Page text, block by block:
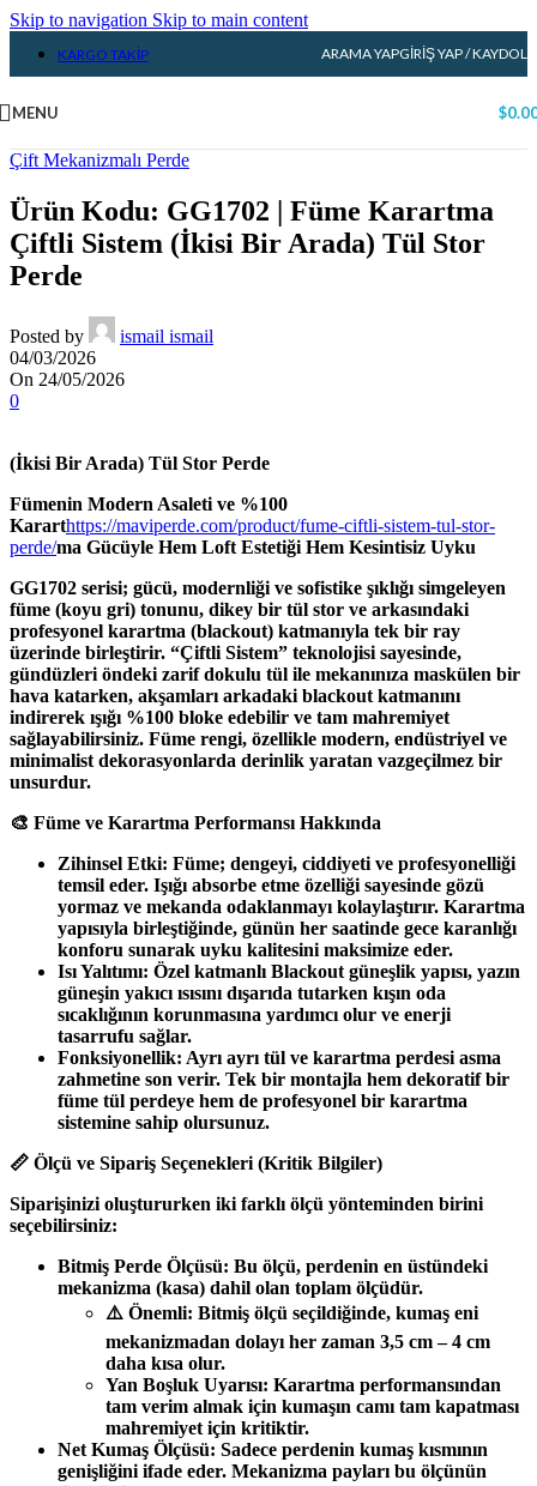
Skip to navigation Skip to main content
KARGO TAKIP ARAMA YAPGIRIŞ YAP / KAYDOL
MENU $
Çift Mekanizmalı Perde
Ürün Kodu: GG1702 | Füme Karartma
Çiftli Sistem (İkisi Bir Arada) Tül Stor
Perde
Posted by
ismail ismail
04/03/2026
On 24/05/2026
0
(İkisi Bir Arada) Tül Stor Perde
Fümenin Modern Asaleti ve %100
Kararthttps://maviperde.com/product/fume-ciftli-sistem-tul-stor-
perde/ma Gücüyle Hem Loft Estetiği Hem Kesintisiz Uyku
GG1702 serisi; gücü, modernliği ve sofistike şıklığı simgeleyen
füme (koyu gri) tonunu, dikey bir tül stor ve arkasındaki
profesyonel karartma (blackout) katmanıyla tek bir ray
üzerinde birleştirir. “Çiftli Sistem” teknolojisi sayesinde,
gündüzleri öndeki zarif dokulu tül ile mekanınıza maskülen bir
hava katarken, akşamları arkadaki blackout katmanını
indirerek ışığı %100 bloke edebilir ve tam mahremiyet
sağlayabilirsiniz. Füme rengi, özellikle modern, endüstriyel ve
minimalist dekorasyonlarda derinlik yaratan vazgeçilmez bir
unsurdur.
🎨 Füme ve Karartma Performansı Hakkında
Zihinsel Etki: Füme; dengeyi, ciddiyeti ve profesyonelliği
temsil eder. Işığı absorbe etme özelliği sayesinde gözü
yormaz ve mekanda odaklanmayı kolaylaştırır. Karartma
yapısıyla birleştiğinde, günün her saatinde gece karanlığı
konforu sunarak uyku kalitesini maksimize eder.
Isı Yalıtımı: Özel katmanlı Blackout güneşlik yapısı, yazın
güneşin yakıcı ısısını dışarıda tutarken kışın oda
sıcaklığının korunmasına yardımcı olur ve enerji
tasarrufu sağlar.
Fonksiyonellik: Ayrı ayrı tül ve karartma perdesi asma
zahmetine son verir. Tek bir montajla hem dekoratif bir
füme tül perdeye hem de profesyonel bir karartma
sistemine sahip olursunuz.
📏 Ölçü ve Sipariş Seçenekleri (Kritik Bilgiler)
Siparişinizi oluştururken iki farklı ölçü yönteminden birini
seçebilirsiniz:
Bitmiş Perde Ölçüsü: Bu ölçü, perdenin en üstündeki
mekanizma (kasa) dahil olan toplam ölçüdür.
⚠️ Önemli: Bitmiş ölçü seçildiğinde, kumaş eni
mekanizmadan dolayı her zaman 3,5 cm – 4 cm
daha kısa olur.
Yan Boşluk Uyarısı: Karartma performansından
tam verim almak için kumaşın camı tam kapatması
mahremiyet için kritiktir.
Net Kumaş Ölçüsü: Sadece perdenin kumaş kısmının
genişliğini ifade eder. Mekanizma payları bu ölçünün